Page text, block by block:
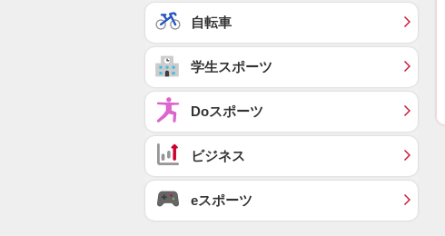
自転車
学生スポーツ
Doスポーツ
ビジネス
eスポーツ